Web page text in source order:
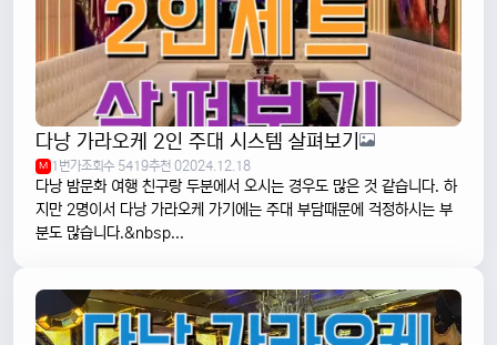
다낭 가라오케 2인 주대 시스템 살펴보기
M 1번가조회수 5419추천 02024.12.18
다낭 밤문화 여행 친구랑 두분에서 오시는 경우도 많은 것 같습니다. 하
지만 2명이서 다낭 가라오케 가기에는 주대 부담때문에 걱정하시는 부
분도 많습니다.&nbsp...